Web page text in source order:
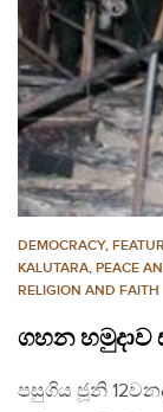
DEMOCRACY,
KALUTARA, PEACE
RELIGION AND FAITH
ගහන හමුදාව
පසුගිය ජූනි